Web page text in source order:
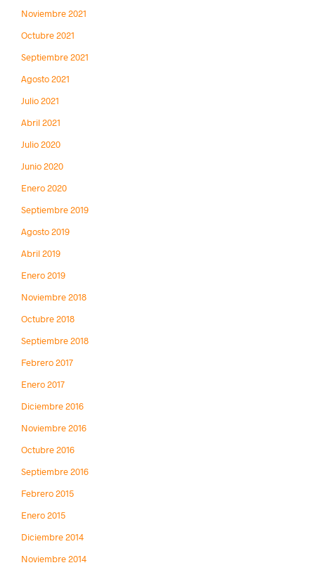
Noviembre 2021
Octubre 2021
Septiembre 2021
Agosto 2021
Julio 2021
Abril 2021
Julio 2020
Junio 2020
Enero 2020
Septiembre 2019
Agosto 2019
Abril 2019
Enero 2019
Noviembre 2018
Octubre 2018
Septiembre 2018
Febrero 2017
Enero 2017
Diciembre 2016
Noviembre 2016
Octubre 2016
Septiembre 2016
Febrero 2015
Enero 2015
Diciembre 2014
Noviembre 2014